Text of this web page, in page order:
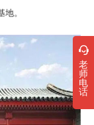
。
老
师
电
话